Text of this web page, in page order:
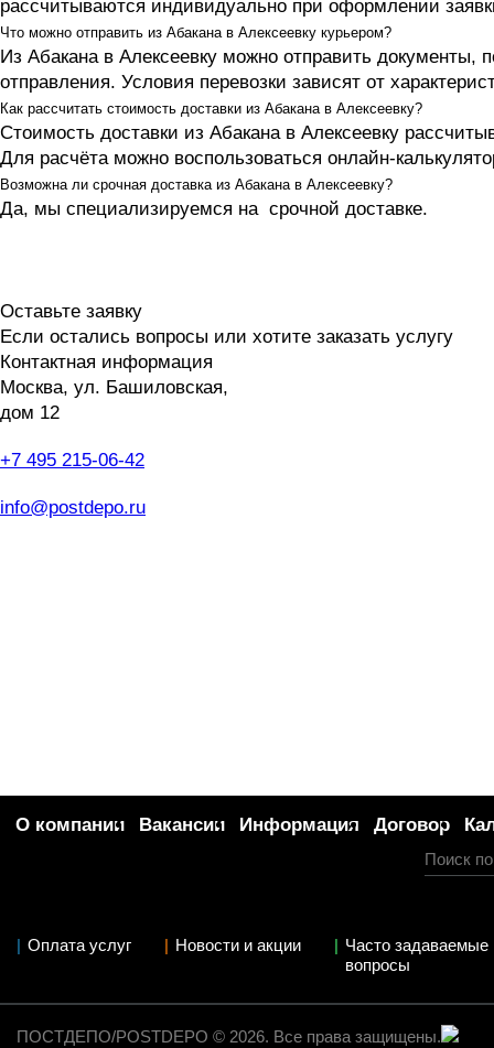
рассчитываются индивидуально при оформлении
Что можно отправить из Абакана в Алексеевку курьером?
Из Абакана в Алексеевку можно отправить документы,
отправления. Условия перевозки зависят от
Как рассчитать стоимость доставки из Абакана в Алексеевку?
Стоимость доставки из Абакана в Алексеевку
Для расчёта можно воспользоваться онлайн-
Возможна ли срочная доставка из Абакана в Алексеевку?
Да, мы специализируемся на срочной доставке.
Оставьте заявку
Если остались вопросы или хотите заказать услугу
Контактная информация
Москва, ул. Башиловская,
дом 12
+7 495 215-06-42
info@postdepo.ru
О компании Вакансии Информация Договор
Оплата услуг Новости и акции
Часто задаваемые
вопросы
ПОСТДЕПО/POSTDEPO © 2026. Все права защищены.